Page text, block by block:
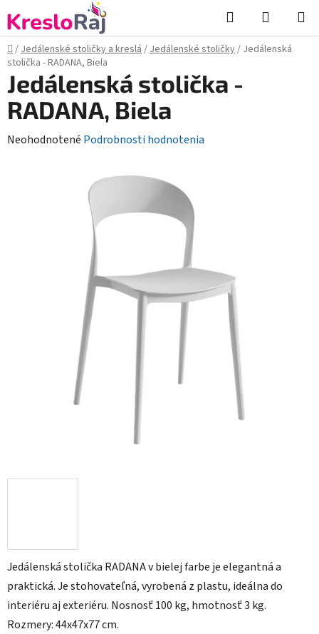
na
obsah
Hľadať
KOŠÍK
Domov
/Jedálenské stoličky a kreslá/Jedálenské stoličky/ Jedálenská
stolička - RADANA, Biela
Jedálenská stolička RADANA v bielej farbe je elegantná a
praktická. Je stohovateľná, vyrobená z plastu, ideálna do
interiéru aj exteriéru. Nosnosť 100 kg, hmotnosť 3 kg.
Rozmery: 44x47x77 cm.
Jedálenská stolička -
RADANA, Biela
Priemerné
Neohodnotené Podrobnosti hodnotenia